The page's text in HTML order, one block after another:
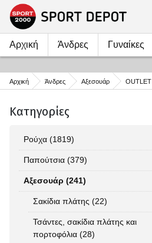
Αρχική Άνδρες Γυναίκες
Αρχική Άνδρες Αξεσουάρ OUTLET
Κατηγορίες
Ρούχα (1819)
Παπούτσια (379)
Αξεσουάρ (241)
Σακίδια πλάτης (22)
Τσάντες, σακίδια πλάτης και
πορτοφόλια (28)